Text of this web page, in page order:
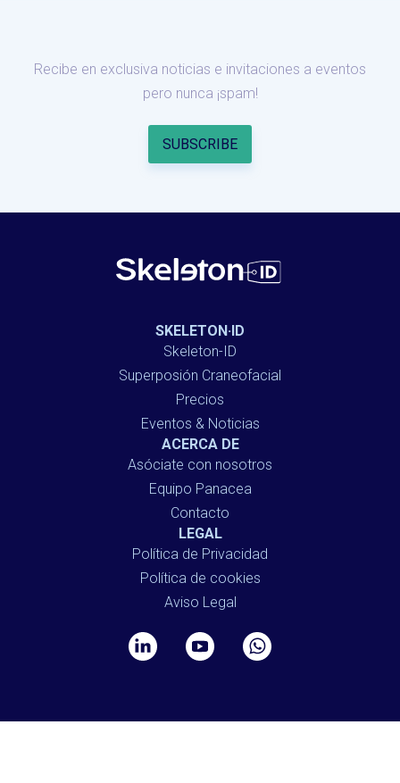
Recibe en exclusiva noticias e invitaciones a eventos
pero nunca ¡spam!
SKELETON·ID
Skeleton-ID
Superposión Craneofacial
Precios
Eventos & Noticias
ACERCA DE
Asóciate con nosotros
Equipo Panacea
Contacto
LEGAL
Política de Privacidad
Política de cookies
Aviso Legal